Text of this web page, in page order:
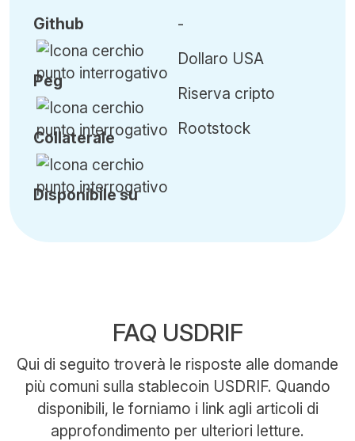
Github
Peg
Collaterale
Disponibile su
-
Dollaro USA
Riserva cripto
Rootstock
FAQ USDRIF
Qui di seguito troverà le risposte alle domande
più comuni sulla stablecoin USDRIF. Quando
disponibili, le forniamo i link agli articoli di
approfondimento per ulteriori letture.